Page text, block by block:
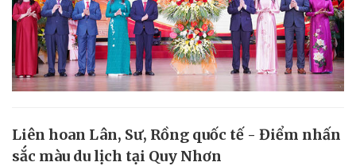
Liên hoan Lân, Sư, Rồng quốc tế - Điểm nhấn
sắc màu du lịch tại Quy Nhơn